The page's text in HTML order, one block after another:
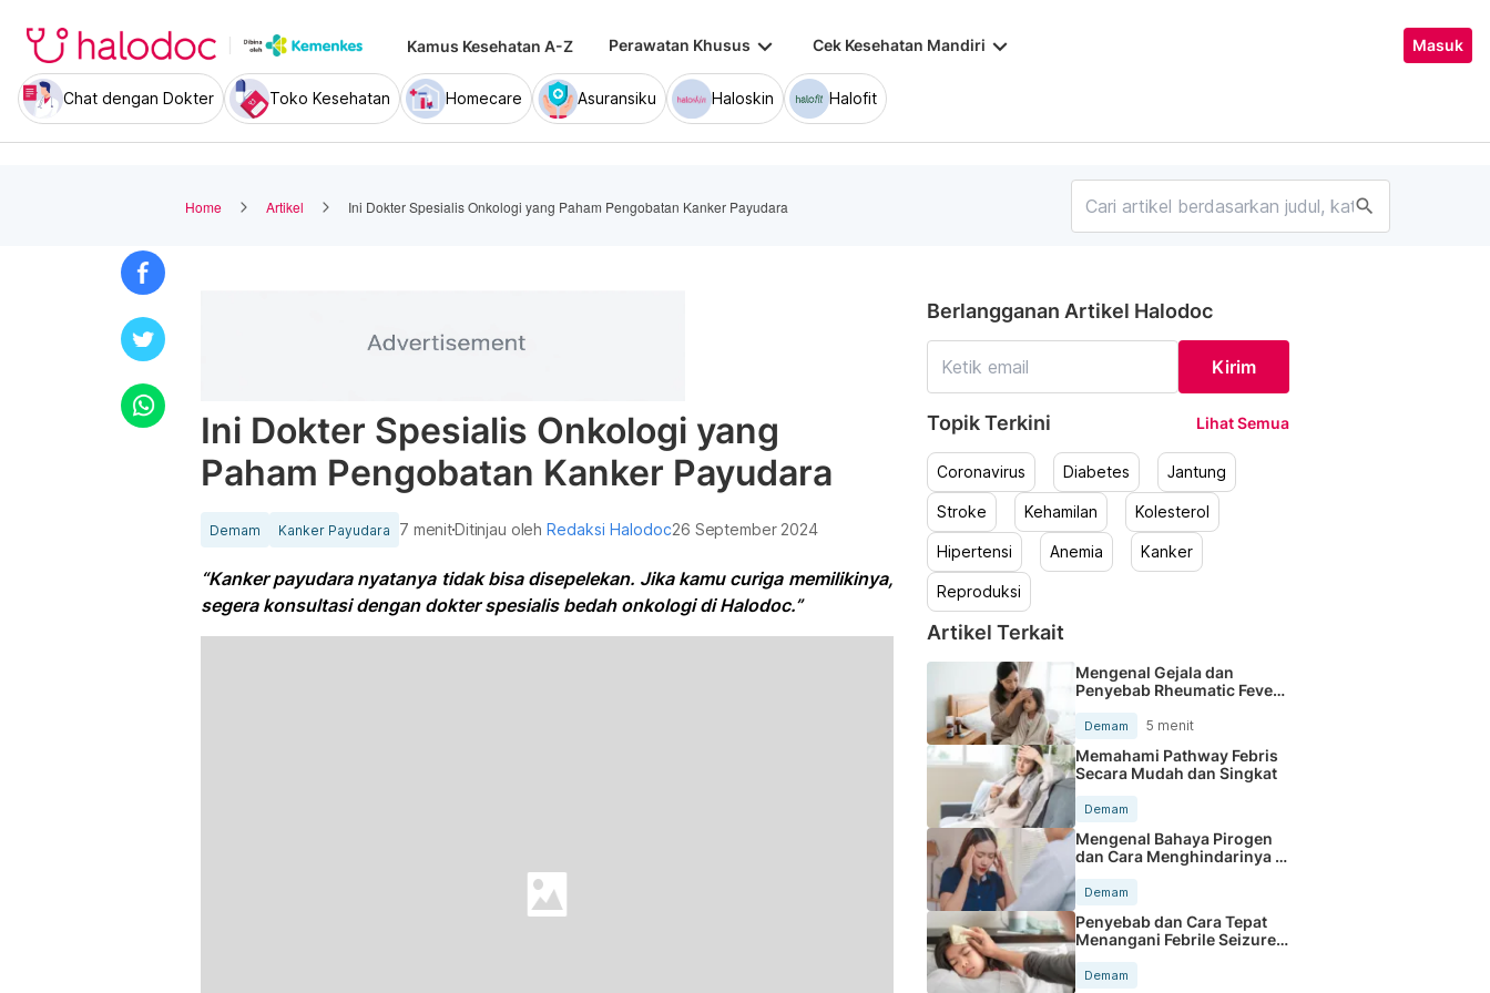
Kamus Kesehatan A-Z Perawatan Khusus keyboard_arrow_down Cek Kesehatan Mandiri keyboard_arrow_down Masuk
Chat dengan Dokter Toko Kesehatan Homecare Asuransiku Haloskin Halofit
Home Artikel Ini Dokter Spesialis Onkologi yang Paham Pengobatan Kanker Payudara search
Ini Dokter Spesialis Onkologi yang
Paham Pengobatan Kanker Payudara
Demam Kanker Payudara 7 menitDitinjau olehRedaksi Halodoc26 September 2024
“Kanker payudara nyatanya tidak bisa disepelekan. Jika kamu curiga memilikinya,
segera konsultasi dengan dokter spesialis bedah onkologi di Halodoc.”
Berlangganan Artikel Halodoc
Kirim
Topik Terkini Lihat Semua
Coronavirus Diabetes Jantung
Stroke Kehamilan Kolesterol
Hipertensi Anemia Kanker
Reproduksi
Artikel Terkait
Mengenal Gejala dan
Penyebab Rheumatic Fever
Demam 5 menit
Memahami Pathway Febris
Secara Mudah dan Singkat
Demam
Mengenal Bahaya Pirogen
dan Cara Menghindarinya di
Tubuh
Demam
Penyebab dan Cara Tepat
Menangani Febrile Seizure
pada Anak
Demam